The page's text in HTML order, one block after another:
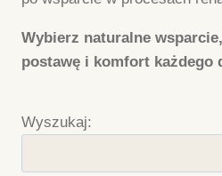
Wybierz naturalne
postawę i komfort każdego
Wyszukaj: